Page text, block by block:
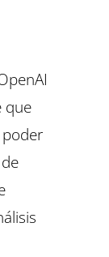
que